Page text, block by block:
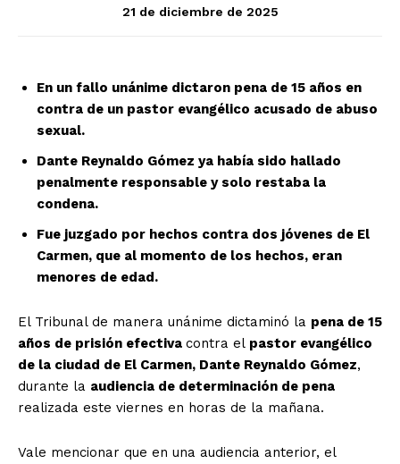
21 de diciembre de 2025
En un fallo unánime dictaron pena de 15 años en
contra de un pastor evangélico acusado de abuso
sexual.
Dante Reynaldo Gómez ya había sido hallado
penalmente responsable y solo restaba la
condena.
Fue juzgado por hechos contra dos jóvenes de El
Carmen, que al momento de los hechos, eran
menores de edad.
El Tribunal de manera unánime dictaminó la pena de 15
años de prisión efectiva contra el pastor evangélico
de la ciudad de El Carmen, Dante Reynaldo Gómez,
durante la audiencia de determinación de pena
realizada este viernes en horas de la mañana.
Vale mencionar que en una audiencia anterior, el